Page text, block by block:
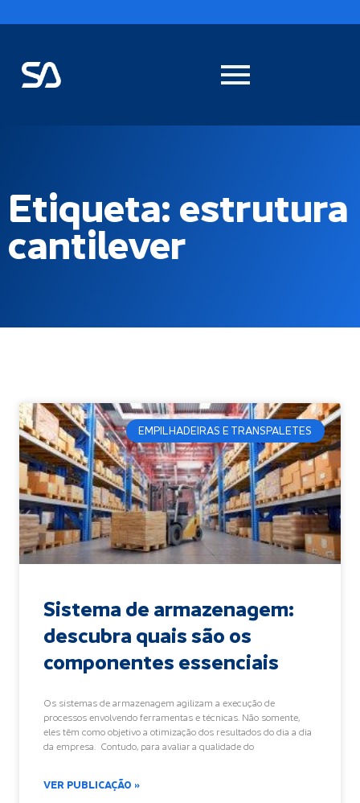
Etiqueta: estrutura
cantilever
EMPILHADEIRAS E TRANSPALETES
Sistema de armazenagem:
descubra quais são os
componentes essenciais
Os sistemas de armazenagem agilizam a execução de
processos envolvendo ferramentas e técnicas. Não somente,
eles têm como objetivo a otimização dos resultados do dia a dia
da empresa. Contudo, para avaliar a qualidade do
VER PUBLICAÇÃO »